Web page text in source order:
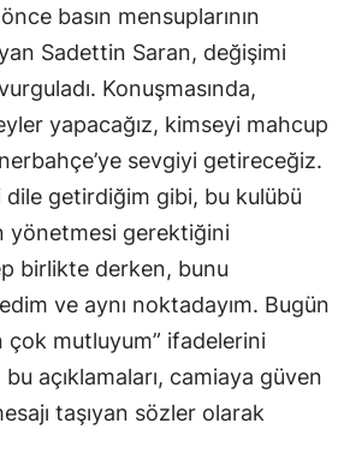
Manisa
Kahramanmaraş
Mardin
Muğla
Muş
Nevşehir
Niğde
Ordu
Rize
basın mensuplarının
Sadettin Saran, değişimi
Konuşmasında,
yapacağız, kimseyi mahcup
sevgiyi getireceğiz.
dile getirdiğim gibi, bu kulübü
yönetmesi gerektiğini
birlikte derken, bunu
ve aynı noktadayım. Bugün
çok mutluyum” ifadelerini
bu açıklamaları, camiaya güven
taşıyan sözler olarak